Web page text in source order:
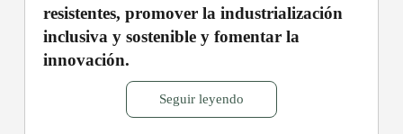
resistentes, promover la industrialización
inclusiva y sostenible y fomentar la
innovación.
Seguir leyendo